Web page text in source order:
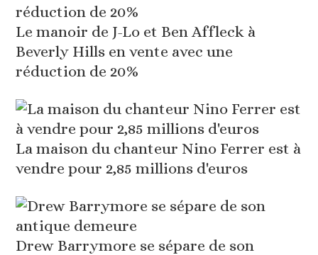
Le manoir de J-Lo et Ben Affleck à
Beverly Hills en vente avec une
réduction de 20%
La maison du chanteur Nino Ferrer est à
vendre pour 2,85 millions d'euros
Drew Barrymore se sépare de son